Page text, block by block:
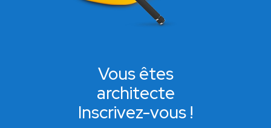
Vous êtes
architecte
Inscrivez-vous !